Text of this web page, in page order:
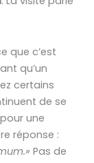
que c’est
qu’un
certains
de se
une
réponse :
Pas de